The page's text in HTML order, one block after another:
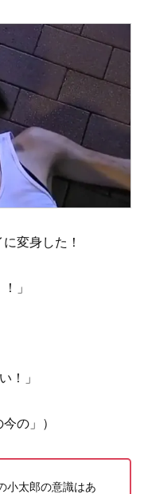
変身した！
」
！」
の」）
小太郎の意識はあ